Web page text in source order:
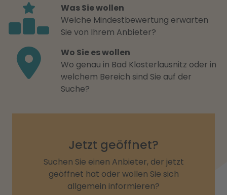
Was Sie wollen
Welche Mindestbewertung erwarten
Sie von Ihrem Anbieter?
Wo Sie es wollen
Wo genau in Bad Klosterlausnitz oder in
welchem Bereich sind Sie auf der
Suche?
Jetzt geöffnet?
Suchen Sie einen Anbieter, der jetzt
geöffnet hat oder wollen Sie sich
allgemein informieren?